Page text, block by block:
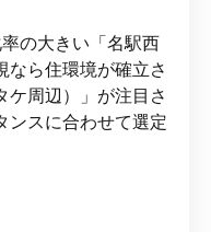
の大きい「名駅西
なら住環境が確立さ
ケ周辺）」が注目さ
ンスに合わせて選定